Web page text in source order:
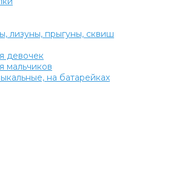
лизуны, прыгуны, сквиш
девочек
мальчиков
на батарейках